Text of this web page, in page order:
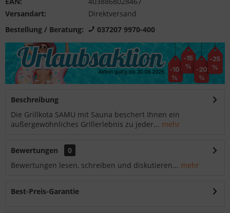
Versandart:
Direktversand
Bestellung / Beratung:
037207 9970-400
Beschreibung
Die Grillkota SAMU mit Sauna beschert Ihnen ein
außergewöhnliches Grillerlebnis zu jeder... mehr
Bewertungen
0
Bewertungen lesen, schreiben und diskutieren... mehr
Best-Preis-Garantie